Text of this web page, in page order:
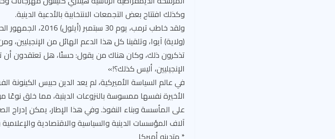
وكذلك افتتاح بعض التجمعات الانتخابية بالأدعية الدينية.
ولقد خاطب ترمب، يوم
(ولاية) آيوا، وتلقينا كل هذا الدعم الهائل من
تذكرون ذلك، وكان هناك من يقول: حسنًا، هل تعتقدون أن
الإنجيليين، أليس كذلك؟!»
في عالم السياسة الأميركية، لم يعد الدين حبيس الكينونة
الأخيرة نفسها ممسوسة بالنزوعات الدينية، مما خلق نوعًا
على المأسسة وبناء النفوذ. وفي هذا الإطار، يمكن إدراج
آلاف المؤسسات الدينية والسياسية والاقتصادية